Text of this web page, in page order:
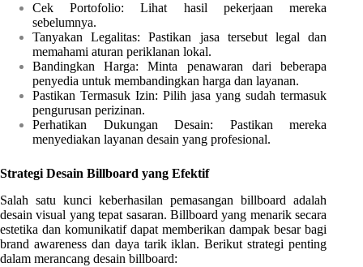
Cek Portofolio: Lihat hasil pekerjaan mereka
sebelumnya.
Tanyakan Legalitas: Pastikan jasa tersebut legal dan
memahami aturan periklanan lokal.
Bandingkan Harga: Minta penawaran dari beberapa
penyedia untuk membandingkan harga dan layanan.
Pastikan Termasuk Izin: Pilih jasa yang sudah termasuk
pengurusan perizinan.
Perhatikan Dukungan Desain: Pastikan mereka
menyediakan layanan desain yang profesional.
Strategi Desain Billboard yang Efektif
Salah satu kunci keberhasilan pemasangan billboard adalah
desain visual yang tepat sasaran. Billboard yang menarik secara
estetika dan komunikatif dapat memberikan dampak besar bagi
brand awareness dan daya tarik iklan. Berikut strategi penting
dalam merancang desain billboard: